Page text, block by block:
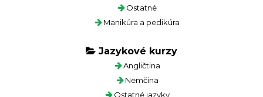
Ostatné
Manikúra a pedikúra
Jazykové kurzy
Angličtina
Nemčina
Ostatné jazyky